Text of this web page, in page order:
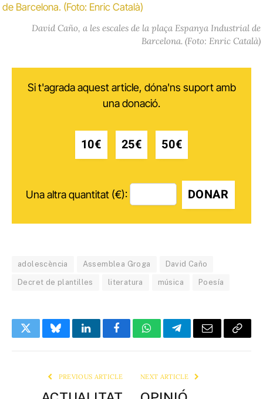
David Caño, a les escales de la plaça Espanya Industrial de
Barcelona. (Foto: Enric Català)
Si t'agrada aquest article, dóna'ns suport amb
una donació.
10€ 25€ 50€
Una altra quantitat (€): DONAR
adolescència Assemblea Groga David Caño
Decret de plantilles literatura música Poesía
TwitterBlueskyLinkedInFacebookWhatsAppTelegramEmail Copy
PREVIOUS ARTICLE NEXT ARTICLE